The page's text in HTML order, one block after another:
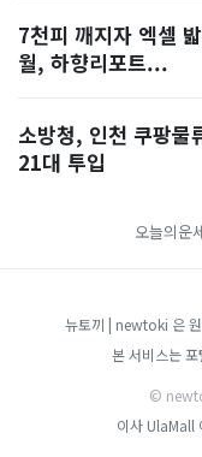
7천피 깨지자 엑셀
월, 하향리포트...
소방청, 인천 쿠팡
21대 투입
오늘의운
뉴토끼 | newtoki 은
본 서비스는
©
이사 UlaMall